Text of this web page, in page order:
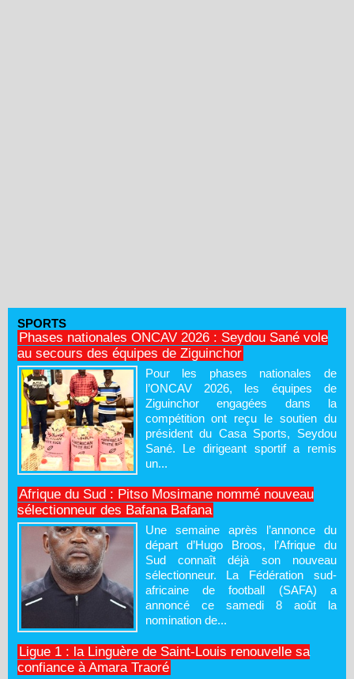
SPORTS
Phases nationales ONCAV 2026 : Seydou Sané vole
au secours des équipes de Ziguinchor
Pour les phases nationales de
l’ONCAV 2026, les équipes de
Ziguinchor engagées dans la
compétition ont reçu le soutien du
président du Casa Sports, Seydou
Sané. Le dirigeant sportif a remis
un...
Afrique du Sud : Pitso Mosimane nommé nouveau
sélectionneur des Bafana Bafana
Une semaine après l’annonce du
départ d’Hugo Broos, l’Afrique du
Sud connaît déjà son nouveau
sélectionneur. La Fédération sud-
africaine de football (SAFA) a
annoncé ce samedi 8 août la
nomination de...
Ligue 1 : la Linguère de Saint-Louis renouvelle sa
confiance à Amara Traoré